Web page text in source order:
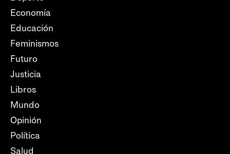
Economía
Educación
Feminismos
Futuro
Justicia
Libros
Mundo
Opinión
Política
Salud